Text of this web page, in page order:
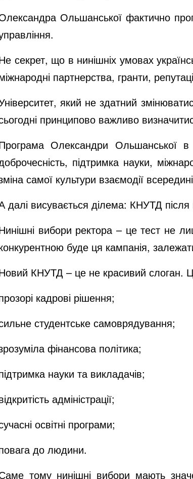
Ольшанської фактично
секрет, що в нинішніх умовах
партнерства, гранти,
який не здатний
принципово важливо
Олександри Ольшанської в
підтримка науки,
самої культури взаємодії
далі висувається ділема: КНУТД
вибори ректора – це тест не
буде ця кампанія,
КНУТД – це не красивий слоган.
кадрові рішення;
студентське самоврядування;
фінансова політика;
науки та викладачів;
адміністрації;
освітні програми;
до людини.
тому нинішні вибори мають